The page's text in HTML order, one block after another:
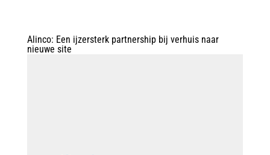
Alinco: Een ijzersterk partnership bij verhuis naar
nieuwe site